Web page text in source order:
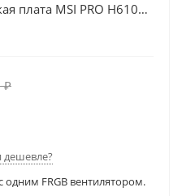
плата MSI PRO H610M-
16Гб, Память
₽
одним FRGB вентилятором.